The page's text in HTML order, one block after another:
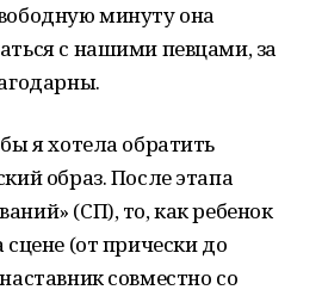
минуту она
с нашими певцами, за
я хотела обратить
образ. После этапа
(СП), то, как ребенок
(от прически до
совместно со